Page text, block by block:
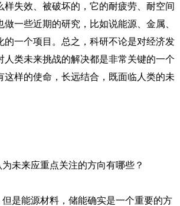
失效、被破坏的，它的耐疲劳、耐空间
一些近期的研究，比如说能源、金属、
一个项目。总之，科研不论是对经济发
类未来挑战的解决都是非常关键的一个
样的使命，长远结合，既面临人类的未
未来应重点关注的方向有哪些？
是能源材料，储能确实是一个重要的方